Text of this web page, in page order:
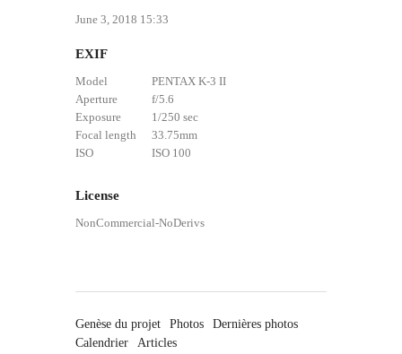
June 3, 2018 15:33
EXIF
Model
PENTAX K-3 II
Aperture
f/5.6
Exposure
1/250 sec
Focal length
33.75mm
ISO
ISO 100
License
NonCommercial-NoDerivs
Genèse du projet Photos
Dernières photos
Calendrier
Articles